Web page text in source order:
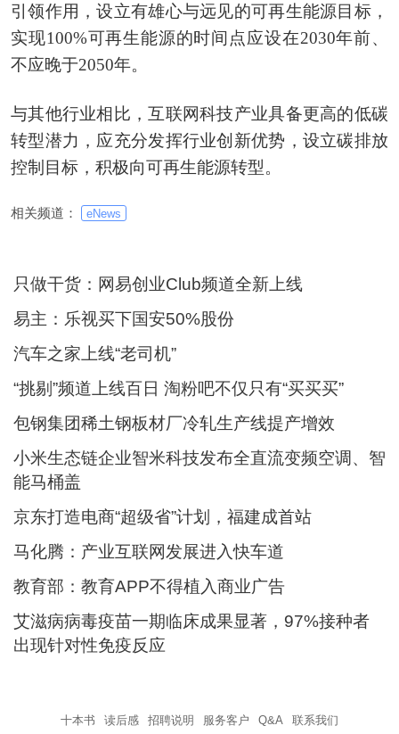
引领作用，设立有雄心与远见的可再生能源目标，
实现100%可再生能源的时间点应设在2030年前、
不应晚于2050年。
与其他行业相比，互联网科技产业具备更高的低碳
转型潜力，应充分发挥行业创新优势，设立碳排放
控制目标，积极向可再生能源转型。
相关频道： eNews
只做干货：网易创业Club频道全新上线
易主：乐视买下国安50%股份
汽车之家上线“老司机”
“挑剔”频道上线百日 淘粉吧不仅只有“买买买”
包钢集团稀土钢板材厂冷轧生产线提产增效
小米生态链企业智米科技发布全直流变频空调、智
能马桶盖
京东打造电商“超级省”计划，福建成首站
马化腾：产业互联网发展进入快车道
教育部：教育APP不得植入商业广告
艾滋病病毒疫苗一期临床成果显著，97%接种者
出现针对性免疫反应
十本书 读后感 招聘说明 服务客户 Q&A 联系我们